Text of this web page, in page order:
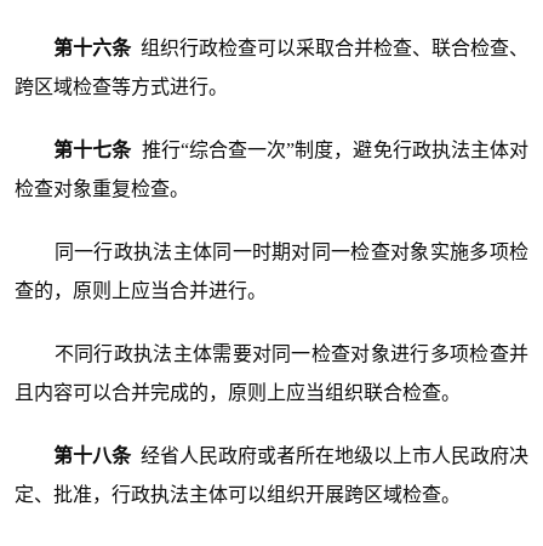
第十六条 组织行政检查可以采取合并检查、联合检查、
跨区域检查等方式进行。
第十七条 推行“综合查一次”制度，避免行政执法主体对
检查对象重复检查。
同一行政执法主体同一时期对同一检查对象实施多项检
查的，原则上应当合并进行。
不同行政执法主体需要对同一检查对象进行多项检查并
且内容可以合并完成的，原则上应当组织联合检查。
第十八条 经省人民政府或者所在地级以上市人民政府决
定、批准，行政执法主体可以组织开展跨区域检查。